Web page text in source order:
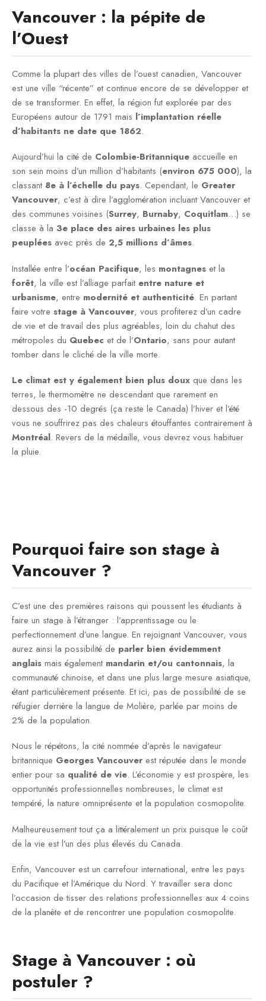
Vancouver : la pépite de
l’Ouest
Comme la plupart des villes de l’ouest canadien, Vancouver
est une ville “récente” et continue encore de se développer et
de se transformer. En effet, la région fut explorée par des
Européens autour de 1791 mais l’implantation réelle
d’habitants ne date que 1862.
Aujourd’hui la cité de Colombie-Britannique accueille en
son sein moins d’un million d’habitants (environ 675 000), la
classant 8e à l’échelle du pays. Cependant, le Greater
Vancouver, c’est à dire l’agglomération incluant Vancouver et
des communes voisines (Surrey, Burnaby, Coquitlam…) se
classe à la 3e place des aires urbaines les plus
peuplées avec près de 2,5 millions d’âmes.
Installée entre l’océan Pacifique, les montagnes et la
forêt, la ville est l’alliage parfait entre nature et
urbanisme, entre modernité et authenticité. En partant
faire votre stage à Vancouver, vous profiterez d’un cadre
de vie et de travail des plus agréables, loin du chahut des
métropoles du Quebec et de l’Ontario, sans pour autant
tomber dans le cliché de la ville morte.
Le climat est y également bien plus doux que dans les
terres, le thermomètre ne descendant que rarement en
dessous des -10 degrés (ça reste le Canada) l’hiver et l’été
vous ne souffrirez pas des chaleurs étouffantes contrairement à
Montréal. Revers de la médaille, vous devrez vous habituer
la pluie.
Pourquoi faire son stage à
Vancouver ?
C’est une des premières raisons qui poussent les étudiants à
faire un stage à l’étranger : l’apprentissage ou le
perfectionnement d’une langue. En rejoignant Vancouver, vous
aurez ainsi la possibilité de parler bien évidemment
anglais mais également mandarin et/ou cantonnais, la
communauté chinoise, et dans une plus large mesure asiatique,
étant particulièrement présente. Et ici, pas de possibilité de se
réfugier derrière la langue de Molière, parlée par moins de
2% de la population.
Nous le répétons, la cité nommée d’après le navigateur
britannique Georges Vancouver est réputée dans le monde
entier pour sa qualité de vie. L’économie y est prospère, les
opportunités professionnelles nombreuses, le climat est
tempéré, la nature omniprésente et la population cosmopolite.
Malheureusement tout ça a littéralement un prix puisque le coût
de la vie est l’un des plus élevés du Canada.
Enfin, Vancouver est un carrefour international, entre les pays
du Pacifique et l’Amérique du Nord. Y travailler sera donc
l’occasion de tisser des relations professionnelles aux 4 coins
de la planète et de rencontrer une population cosmopolite.
Stage à Vancouver : où
postuler ?